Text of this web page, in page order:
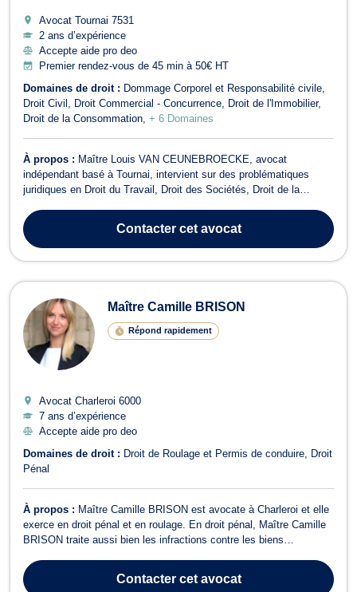
Avocat Tournai 7531
2 ans d’expérience
Accepte aide pro deo
Premier rendez-vous de 45 min à 50€ HT
Domaines de droit : Dommage Corporel et Responsabilité civile
Droit Civil
Droit Commercial - Concurrence
Droit de l'Immobilier
Droit de la Consommation + 6 Domaines
À propos : Maître Louis VAN CEUNEBROECKE, avocat
indépendant basé à Tournai, intervient sur des problématiques
juridiques en Droit du Travail, Droit des Sociétés, Droit de la
Droit du Voisinage, Droit Commercial - Concurrence, Dommage
Corporel et Responsabilité civile,...
Contactercet avocat
Maître Camille BRISON
Répond rapidement
Avocat Charleroi 6000
7 ans d’expérience
Accepte aide pro deo
Domaines de droit : Droit de Roulage et Permis de conduire
Droit
Pénal
À propos : Maître Camille BRISON est avocate à Charleroi et elle
exerce en droit pénal et en roulage. En droit pénal, Maître Camille
BRISON traite aussi bien les infractions contre les biens
personnes (harcèlement, menaces, coups et blessures, etc.). En
cas d’audit...
Contactercet avocat